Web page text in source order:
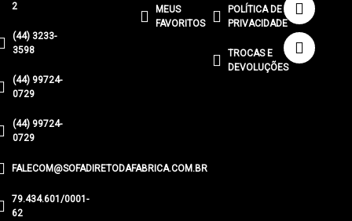
2
(44) 3233-
3598
(44) 99724-
0729
(44) 99724-
0729
FALECOM@SOFADIRETODAFABRICA.COM.BR
79.434.601/0001-
62
MEUS
FAVORITOS
POLÍTICA DE
PRIVACIDADE
TROCAS E
DEVOLUÇÕES